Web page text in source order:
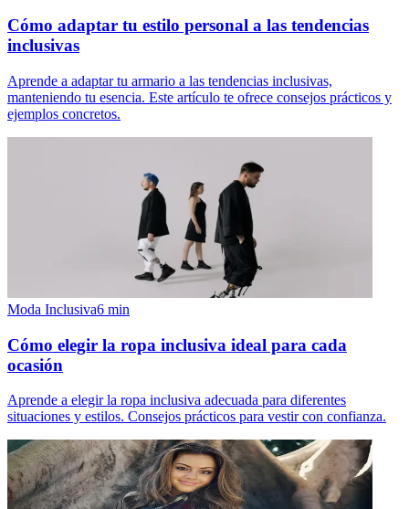
Cómo adaptar tu estilo personal a las tendencias
inclusivas
Aprende a adaptar tu armario a las tendencias inclusivas,
manteniendo tu esencia. Este artículo te ofrece consejos prácticos y
ejemplos concretos.
Moda Inclusiva6 min
Cómo elegir la ropa inclusiva ideal para cada
ocasión
Aprende a elegir la ropa inclusiva adecuada para diferentes
situaciones y estilos. Consejos prácticos para vestir con confianza.